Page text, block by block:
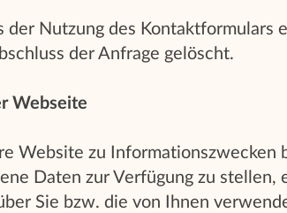
der Nutzung des Kontaktformulars
der Anfrage gelöscht.
Webseite
Website zu Informationszwecken
Daten zur Verfügung zu stellen,
Sie bzw. die von Ihnen